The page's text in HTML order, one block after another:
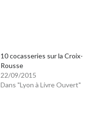
10 cocasseries sur la Croix-
Rousse
22/09/2015
Dans "Lyon à Livre Ouvert"